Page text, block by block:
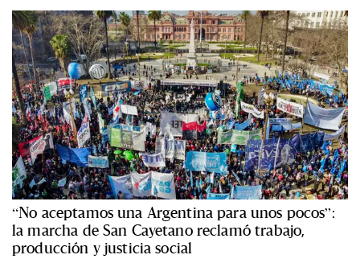
“No aceptamos una Argentina para unos pocos”:
la marcha de San Cayetano reclamó trabajo,
producción y justicia social